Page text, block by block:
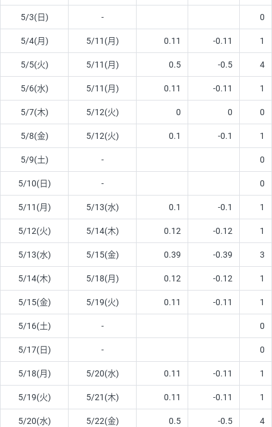
5/3(日) - 0
5/4(月) 5/11(月) 0.11 -0.11 1
5/5(火) 5/11(月) 0.5 -0.5 4
5/6(水) 5/11(月) 0.11 -0.11 1
5/7(木) 5/12(火) 0 0 0
5/8(金) 5/12(火) 0.1 -0.1 1
5/9(土) - 0
5/10(日) - 0
5/11(月) 5/13(水) 0.1 -0.1 1
5/12(火) 5/14(木) 0.12 -0.12 1
5/13(水) 5/15(金) 0.39 -0.39 3
5/14(木) 5/18(月) 0.12 -0.12 1
5/15(金) 5/19(火) 0.11 -0.11 1
5/16(土) - 0
5/17(日) - 0
5/18(月) 5/20(水) 0.11 -0.11 1
5/19(火) 5/21(木) 0.11 -0.11 1
5/20(水) 5/22(金) 0.5 -0.5 4